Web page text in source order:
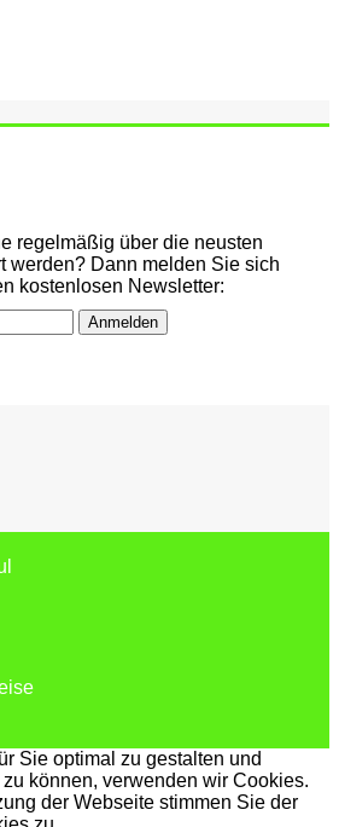
regelmäßig über die neusten
werden? Dann melden Sie sich
kostenlosen Newsletter:
Anmelden
Sie optimal zu gestalten und
können, verwenden wir Cookies.
der Webseite stimmen Sie der